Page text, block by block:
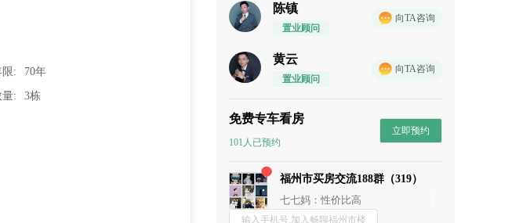
限 70年
量 3栋
陈镇
置业顾问
向TA咨询
黄云
置业顾问
向TA咨询
免费专车看房
101人已预约
立即预约
福州市买房交流188群（319）
小石头：地段还行
董董：谁来点评下这个盘？
七七妈：性价比高
阿香：未来升值空间还是很高的
chun：附近的商业配置怎么样？